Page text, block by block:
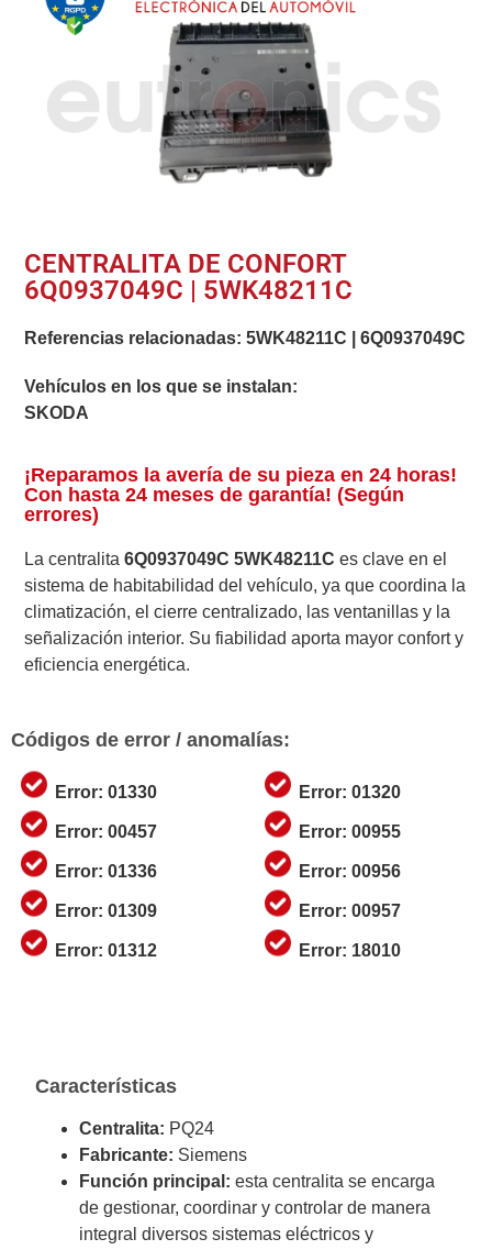
CENTRALITA DE CONFORT
6Q0937049C | 5WK48211C
Referencias relacionadas:5WK48211C |6Q0937049C
Vehículos en los que se instalan:
SKODA
¡Reparamos la avería de su pieza en 24 horas!
Con hasta 24 meses de garantía! (Según
errores)
La centralita6Q0937049C 5WK48211C es clave en el
sistema de habitabilidad del vehículo, ya que coordina la
climatización, el cierre centralizado, las ventanillas y la
señalización interior. Su fiabilidad aporta mayor confort y
eficiencia energética.
Códigos de error / anomalías:
Error: 01330
Error: 00457
Error: 01336
Error: 01309
Error: 01312
Error: 01320
Error: 00955
Error: 00956
Error: 00957
Error: 18010
Características
Centralita: PQ24
Fabricante: Siemens
Función principal: esta centralita se encarga
de gestionar, coordinar y controlar de manera
integral diversos sistemas eléctricos y